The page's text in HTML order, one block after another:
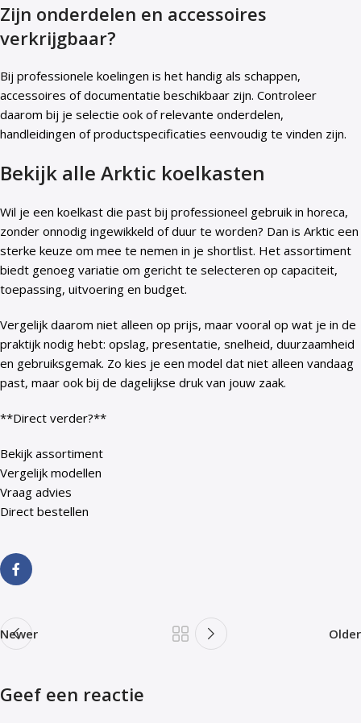
Zijn onderdelen en accessoires
verkrijgbaar?
Bij professionele koelingen is het handig als schappen,
accessoires of documentatie beschikbaar zijn. Controleer
daarom bij je selectie ook of relevante onderdelen,
handleidingen of productspecificaties eenvoudig te vinden zijn.
Bekijk alle Arktic koelkasten
Wil je een koelkast die past bij professioneel gebruik in horeca,
zonder onnodig ingewikkeld of duur te worden? Dan is Arktic een
sterke keuze om mee te nemen in je shortlist. Het assortiment
biedt genoeg variatie om gericht te selecteren op capaciteit,
toepassing, uitvoering en budget.
Vergelijk daarom niet alleen op prijs, maar vooral op wat je in de
praktijk nodig hebt: opslag, presentatie, snelheid, duurzaamheid
en gebruiksgemak. Zo kies je een model dat niet alleen vandaag
past, maar ook bij de dagelijkse druk van jouw zaak.
**Direct verder?**
Bekijk assortiment
Vergelijk modellen
Vraag advies
Direct bestellen
Newer Older
Geef een reactie